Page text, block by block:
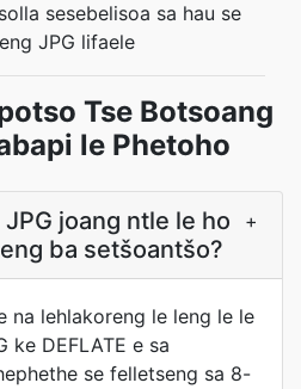
sesebelisoa sa hau se
JPG lifaele
Tse Botsoang
le Phetoho
joang ntle le ho
ba setšoantšo?
+
na lehlakoreng le leng le le
ke DEFLATE e sa
se felletseng sa 8-